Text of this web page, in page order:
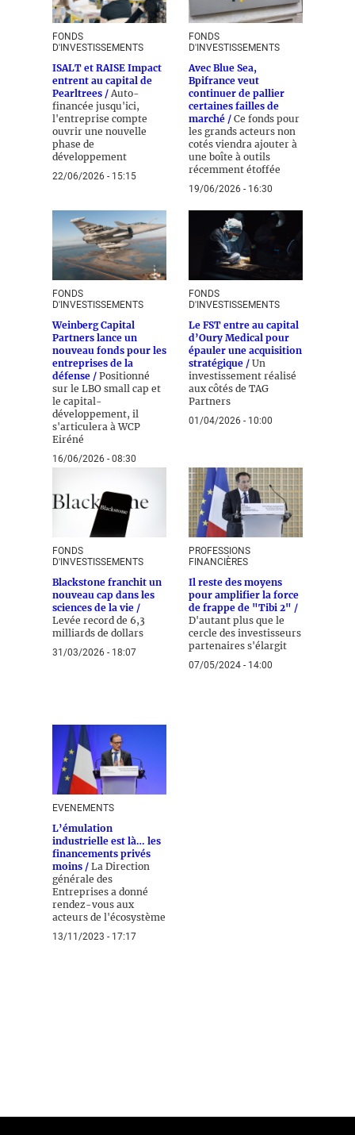
FONDS
D'INVESTISSEMENTS
ISALT et RAISE Impact
entrent au capital de
Pearltrees / Auto-
financée jusqu'ici,
l'entreprise compte
ouvrir une nouvelle
phase de
développement
22/06/2026 - 15:15
FONDS
D'INVESTISSEMENTS
Avec Blue Sea,
Bpifrance veut
continuer de pallier
certaines failles de
marché / Ce fonds pour
les grands acteurs non
cotés viendra ajouter à
une boîte à outils
récemment étoffée
19/06/2026 - 16:30
FONDS
D'INVESTISSEMENTS
Weinberg Capital
Partners lance un
nouveau fonds pour les
entreprises de la
défense / Positionné
sur le LBO small cap et
le capital-
développement, il
s'articulera à WCP
Eiréné
16/06/2026 - 08:30
FONDS
D'INVESTISSEMENTS
Le FST entre au capital
d’Oury Medical pour
épauler une acquisition
stratégique / Un
investissement réalisé
aux côtés de TAG
Partners
01/04/2026 - 10:00
FONDS
D'INVESTISSEMENTS
Blackstone franchit un
nouveau cap dans les
sciences de la vie /
Levée record de 6,3
milliards de dollars
31/03/2026 - 18:07
PROFESSIONS
FINANCIÈRES
Il reste des moyens
pour amplifier la force
de frappe de "Tibi 2" /
D'autant plus que le
cercle des investisseurs
partenaires s'élargit
07/05/2024 - 14:00
EVENEMENTS
L’émulation
industrielle est là… les
financements privés
moins / La Direction
générale des
Entreprises a donné
rendez-vous aux
acteurs de l'écosystème
13/11/2023 - 17:17